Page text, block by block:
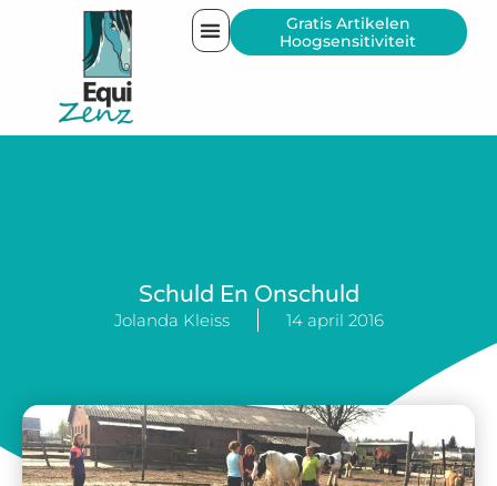
Gratis Artikelen
Hoogsensitiviteit
Schuld En Onschuld
Jolanda Kleiss 14 april 2016